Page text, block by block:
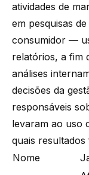
atividades de
em pesquisas
consumidor —
relatórios, a fim
análises
decisões da
responsáveis
levaram ao uso
quais
Nome